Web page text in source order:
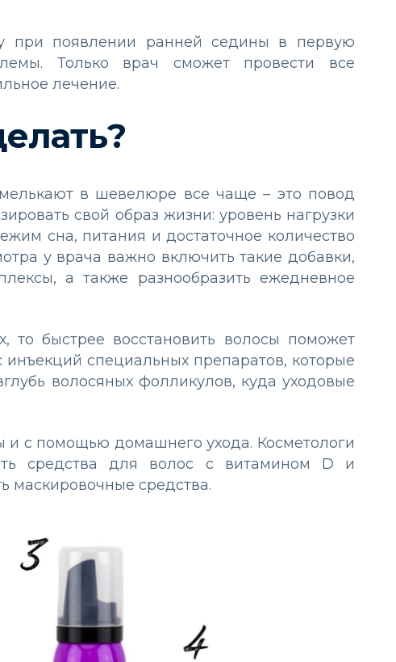
при появлении ранней седины в первую
Только врач сможет провести все
лечение.
в шевелюре все чаще – это повод
свой образ жизни: уровень нагрузки
сна, питания и достаточное количество
у врача важно включить такие добавки,
а также разнообразить ежедневное
то быстрее восстановить волосы поможет
инъекций специальных препаратов, которые
волосяных фолликулов, куда уходовые
и с помощью домашнего ухода. Косметологи
средства для волос с витамином D и
маскировочные средства.